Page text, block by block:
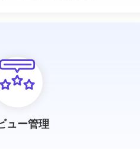
ュー管理